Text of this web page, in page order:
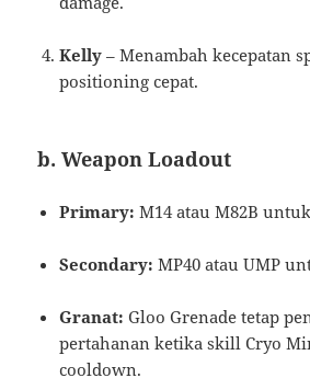
Kelly – Menambah kecepatan
positioning cepat.
b. Weapon Loadout
Primary: M14 atau M82B
Secondary: MP40 atau UMP
Granat: Gloo Grenade tetap
pertahanan ketika skill Cryo
cooldown.